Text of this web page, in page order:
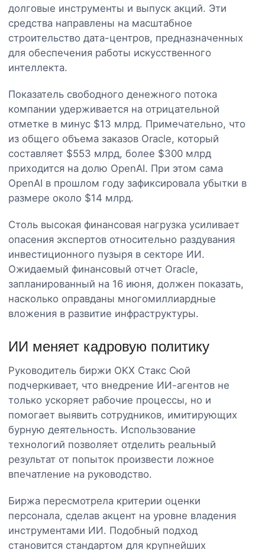
долговые инструменты и выпуск акций. Эти
средства направлены на масштабное
строительство дата-центров, предназначенных
для обеспечения работы искусственного
интеллекта.
Показатель свободного денежного потока
компании удерживается на отрицательной
отметке в минус $13 млрд. Примечательно, что
из общего объема заказов Oracle, который
составляет $553 млрд, более $300 млрд
приходится на долю OpenAI. При этом сама
OpenAI в прошлом году зафиксировала убытки в
размере около $14 млрд.
Столь высокая финансовая нагрузка усиливает
опасения экспертов относительно раздувания
инвестиционного пузыря в секторе ИИ.
Ожидаемый финансовый отчет Oracle,
запланированный на 16 июня, должен показать,
насколько оправданы многомиллиардные
вложения в развитие инфраструктуры.
ИИ меняет кадровую политику
Руководитель биржи OKX Стакс Сюй
подчеркивает, что внедрение ИИ-агентов не
только ускоряет рабочие процессы, но и
помогает выявить сотрудников, имитирующих
бурную деятельность. Использование
технологий позволяет отделить реальный
результат от попыток произвести ложное
впечатление на руководство.
Биржа пересмотрела критерии оценки
персонала, сделав акцент на уровне владения
инструментами ИИ. Подобный подход
становится стандартом для крупнейших